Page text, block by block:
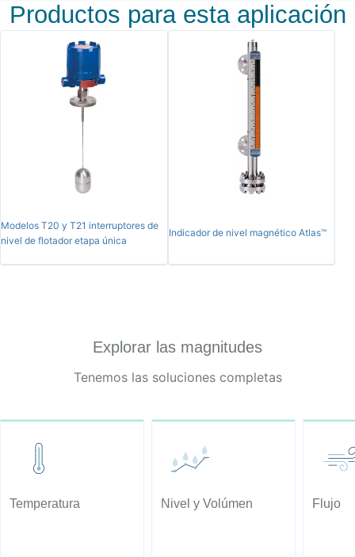
Productos para esta aplicación
Modelos T20 y T21 interruptores de
nivel de flotador etapa única
Indicador de nivel magnético Atlas™
Explorar las magnitudes
Tenemos las soluciones completas
Temperatura Nivel y Volúmen Flujo